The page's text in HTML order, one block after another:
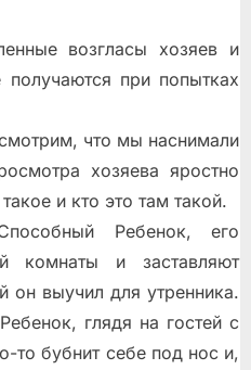
возгласы хозяев и
при попытках
что мы наснимали
хозяева яростно
и кто это там такой.
Ребенок, его
комнаты и заставляют
он выучил для утренника.
глядя на гостей с
то бубнит себе под нос и,